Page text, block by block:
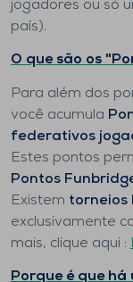
jogadores ou só
país).
O que são os
Para além dos
você acumula
federativos
Estes pontos
Pontos
Existem torneios
exclusivamente
mais, clique aqui :
Porque é que